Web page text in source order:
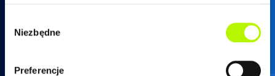
zgody
Niezbędne
Preferencje